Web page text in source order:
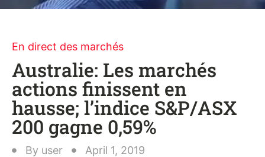
En direct des marchés
Australie: Les marchés
actions finissent en
hausse; l’indice S&P/ASX
200 gagne 0,59%
By user April 1, 2019